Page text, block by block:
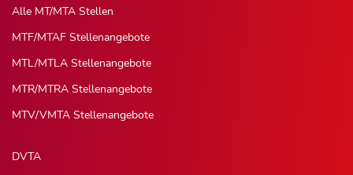
Alle MT/MTA Stellen
MTF/MTAF Stellenangebote
MTL/MTLA Stellenangebote
MTR/MTRA Stellenangebote
MTV/VMTA Stellenangebote
DVTA